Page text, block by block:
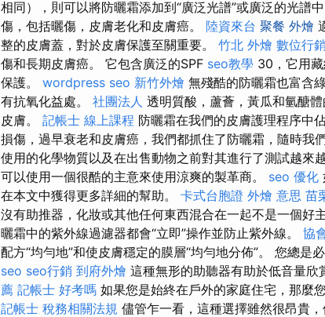
相同），則可以將防曬霜添加到“廣泛光譜”或廣泛的光譜中
傷，包括曬傷，皮膚老化和皮膚癌。 陸資來台 聚餐 外燴
整的皮膚蓋，對於皮膚保護至關重要。 竹北 外燴 數位行
傷和長期皮膚癌。 它包含廣泛的SPF seo教學 30，它用
保護。 wordpress seo 新竹外燴 無殘酷的防曬霜也富含
有抗氧化益處。 社團法人 透明質酸，蘆薈，黃瓜和氫醣
皮膚。 記帳士 線上課程 防曬霜在我們的皮膚護理程序中
損傷，過早衰老和皮膚癌，我們都抓住了防曬霜，隨時我
使用的化學物質以及在出售動物之前對其進行了測試越來
可以使用一個很酷的主意來使用涼爽的製革商。 seo 優化
在本文中獲得更多詳細的幫助。 卡式台胞證 外燴 意思 苗
沒有助推器，化妝或其他任何東西混合在一起不是一個好
曬霜中的紫外線過濾器都會“立即”操作並防止紫外線。 協
配方“均勻地”和使皮膚穩定的膜層“均勻地分佈”。 您總是
seo seo行銷 到府外燴 這種無形的助聽器有助於低音量欣
薦 記帳士 好考嗎 如果您是始終在戶外的家庭住宅，那麼
記帳士 稅務相關法規 儘管乍一看，這種選擇雖然很昂貴